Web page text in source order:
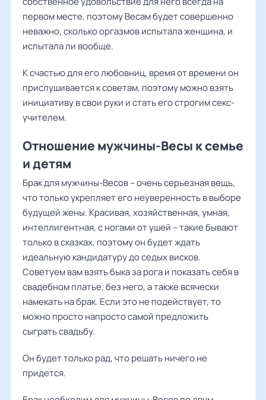
первом месте, поэтому Весам будет совершенно
неважно, сколько оргазмов испытала женщина, и
испытала ли вообще.
К счастью для его любовниц, время от времени он
прислушивается к советам, поэтому можно взять
инициативу в свои руки и стать его строгим секс-
учителем.
Отношение мужчины-Весы к семье
и детям
Брак для мужчины-Весов – очень серьезная вещь,
что только укрепляет его неуверенность в выборе
будущей жены. Красивая, хозяйственная, умная,
интеллигентная, с ногами от ушей – такие бывают
только в сказках, поэтому он будет ждать
идеальную кандидатуру до седых висков.
Советуем вам взять быка за рога и показать себя в
свадебном платье, без него, а также всячески
намекать на брак. Если это не подействует, то
можно просто напросто самой предложить
сыграть свадьбу.
Он будет только рад, что решать ничего не
придется.